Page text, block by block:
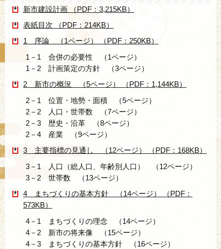
新市建設計画 （PDF：3,215KB）
表紙目次 （PDF：214KB）
1 序論 （1ページ） （PDF：250KB）
1－1 合併の必要性 （1ページ）
1－2 計画策定の方針 （3ページ）
2 新市の概況 （5ページ） （PDF：1,144KB）
2－1 位置・地勢・面積 （5ページ）
2－2 人口・世帯数 （7ページ）
2－3 歴史・沿革 （8ページ）
2－4 産業 （9ページ）
3 主要指標の見通し （12ページ） （PDF：168KB）
3－1 人口（総人口、年齢別人口） （12ページ）
3－2 世帯数 （13ページ）
4 まちづくりの基本方針 （14ページ） （PDF：
573KB）
4－1 まちづくりの理念 （14ページ）
4－2 新市の将来像 （15ページ）
4－3 まちづくりの基本方針 （16ページ）